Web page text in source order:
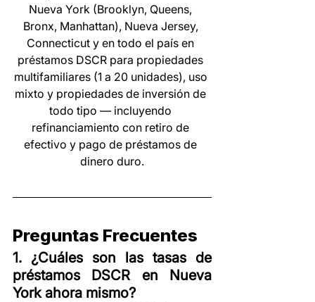
Nueva York (Brooklyn, Queens,
Bronx, Manhattan), Nueva Jersey,
Connecticut y en todo el país en
préstamos DSCR para propiedades
multifamiliares (1 a 20 unidades), uso
mixto y propiedades de inversión de
todo tipo — incluyendo
refinanciamiento con retiro de
efectivo y pago de préstamos de
dinero duro.
Preguntas Frecuentes
1. ¿Cuáles son las tasas de
préstamos DSCR en Nueva
York ahora mismo?